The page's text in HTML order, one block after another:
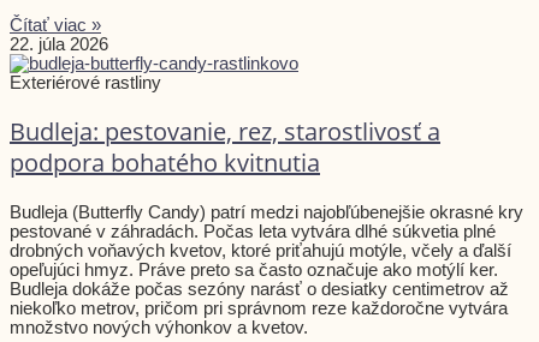
Čítať viac »
22. júla 2026
Exteriérové rastliny
Budleja: pestovanie, rez, starostlivosť a
podpora bohatého kvitnutia
Budleja (Butterfly Candy) patrí medzi najobľúbenejšie okrasné kry
pestované v záhradách. Počas leta vytvára dlhé súkvetia plné
drobných voňavých kvetov, ktoré priťahujú motýle, včely a ďalší
opeľujúci hmyz. Práve preto sa často označuje ako motýlí ker.
Budleja dokáže počas sezóny narásť o desiatky centimetrov až
niekoľko metrov, pričom pri správnom reze každoročne vytvára
množstvo nových výhonkov a kvetov.